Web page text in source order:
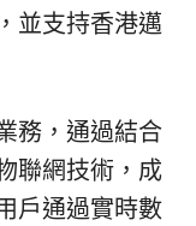
並支持香港邁
務，通過結合
聯網技術，成
戶通過實時數